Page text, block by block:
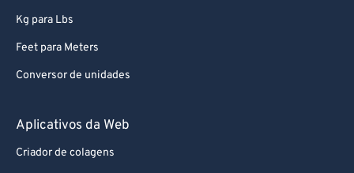
Kg para Lbs
Feet para Meters
Conversor de unidades
Aplicativos da Web
Criador de colagens